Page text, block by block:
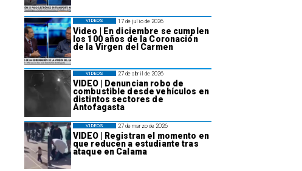
17 de julio de 2026
Video | En diciembre se cumplen
los 100 años de la Coronación
de la Virgen del Carmen
VIDEOS
27 de abril de 2026
VIDEO | Denuncian robo de
combustible desde vehículos en
distintos sectores de
Antofagasta
VIDEOS
27 de marzo de 2026
VIDEO | Registran el momento en
que reducen a estudiante tras
ataque en Calama
VIDEOS